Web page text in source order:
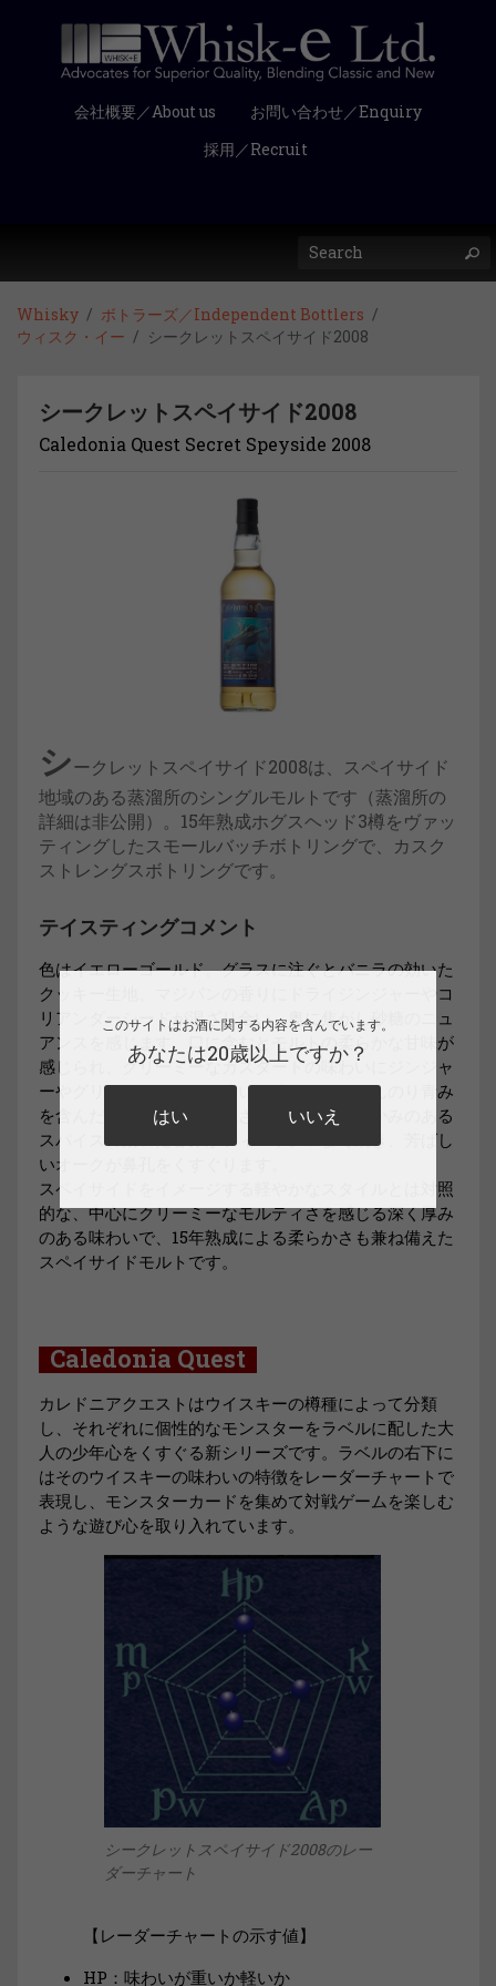
会社概要／About us
お問い合わせ／Enquiry
採用／Recruit
Whisky
ボトラーズ／Independent Bottlers
ウィスク・イー
シークレットスペイサイド2008
シークレットスペイサイド2008
Caledonia Quest Secret Speyside 2008
シークレットスペイサイド2008は、スペイサイド
地域のある蒸溜所のシングルモルトです（蒸溜所の
詳細は非公開）。15年熟成ホグスヘッド3樽をヴァッ
ティングしたスモールバッチボトリングで、カスク
ストレングスボトリングです。
テイスティングコメント
色はイエローゴールド。グラスに注ぐとバニラの効いた
クッキー生地、マジパンの香りにドライジンジャーやコ
リアンダーシードが混ざり合い、奥に焦がし砂糖のニュ
アンスを感じます。口に含むとモルトの柔らかな甘味が
感じられ、クリーミーなカスタードの味わいにジンジャ
ーやグリーンペッパーを砕いた時のようなほんのり青み
を含んだスパイシーさが混ざり合います。温かみのある
スパイスの効いた甘みがフィニッシュまで続き、芳ばし
いオークが鼻孔をくすぐります。
スペイサイドをイメージする軽やかなスタイルとは対照
的な、中心にクリーミーなモルティさを感じる深く厚み
のある味わいで、15年熟成による柔らかさも兼ね備えた
スペイサイドモルトです。
Caledonia Quest
カレドニアクエストはウイスキーの樽種によって分類
し、それぞれに個性的なモンスターをラベルに配した大
人の少年心をくすぐる新シリーズです。ラベルの右下に
はそのウイスキーの味わいの特徴をレーダーチャートで
表現し、モンスターカードを集めて対戦ゲームを楽しむ
ような遊び心を取り入れています。
シークレットスペイサイド2008のレー
ダーチャート
【レーダーチャートの示す値】
HP：味わいが重いか軽いか
このサイトはお酒に関する内容を含んでいます。
あなたは20歳以上ですか？
はい いいえ